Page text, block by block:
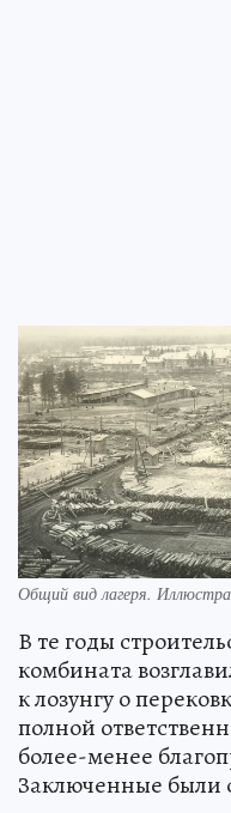
Общий вид лагеря.
В те годы
комбината
к лозунгу о
полной
более-менее
Заключенные были